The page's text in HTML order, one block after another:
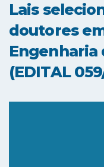
Lais
doutores
Engenharia
(EDITAL